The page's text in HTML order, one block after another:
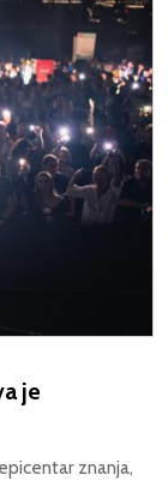
je
znanja,